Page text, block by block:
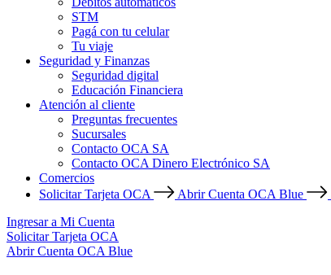
STM
Pagá con tu celular
Tu viaje
Seguridad y Finanzas
Seguridad digital
Educación Financiera
Atención al cliente
Preguntas frecuentes
Sucursales
Contacto OCA SA
Contacto OCA Dinero Electrónico SA
Comercios
Solicitar Tarjeta OCA
Abrir Cuenta OCA Blue
Ingresar a Mi Cuenta
Solicitar Tarjeta OCA
Abrir Cuenta OCA Blue